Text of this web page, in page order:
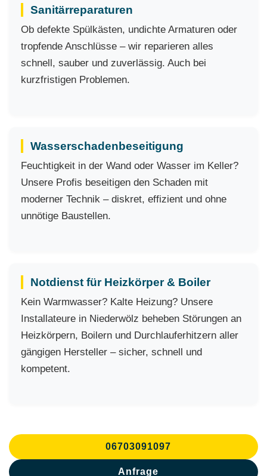
Sanitärreparaturen
Ob defekte Spülkästen, undichte Armaturen oder
tropfende Anschlüsse – wir reparieren alles
schnell, sauber und zuverlässig. Auch bei
kurzfristigen Problemen.
Wasserschadenbeseitigung
Feuchtigkeit in der Wand oder Wasser im Keller?
Unsere Profis beseitigen den Schaden mit
moderner Technik – diskret, effizient und ohne
unnötige Baustellen.
Notdienst für Heizkörper & Boiler
Kein Warmwasser? Kalte Heizung? Unsere
Installateure in Niederwölz beheben Störungen an
Heizkörpern, Boilern und Durchlauferhitzern aller
gängigen Hersteller – sicher, schnell und
kompetent.
06703091097
Anfrage